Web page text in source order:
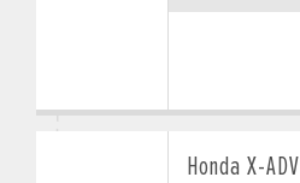
Honda X-ADV